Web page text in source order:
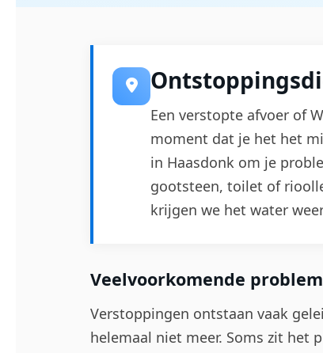
Een verstopte afvoer of
moment dat je het het
in Haasdonk om je
gootsteen, toilet of
krijgen we het water
Veelvoorkomende
Verstoppingen ontstaan vaak
helemaal niet meer. Soms zit het